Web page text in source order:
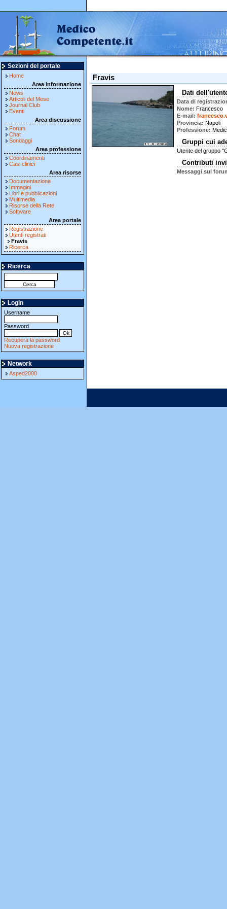
Sezioni del portale
Home
Area informazione
News
Articoli del Mese
Journal Club
Eventi
Area discussione
Forum
Chat
Sondaggi
Area professione
Coordinamenti
Casi clinici
Area risorse
Documentazione
Immagini
Libri e pubblicazioni
Multimedia
Risorse della Rete
Software
Area portale
Registrazione
Utenti registrati
Fravis
Ricerca
Ricerca
Login
Username
Password
Recupera la password
Nuova registrazione
Network
Asped2000
Fravis
Dati
Data di
Nome Francesco
E-mail
Provincia Napoli
Professione
Gruppi cui
Utente del gruppo
Contributi
Messaggi sul